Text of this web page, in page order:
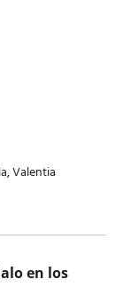
,Valentia
en los